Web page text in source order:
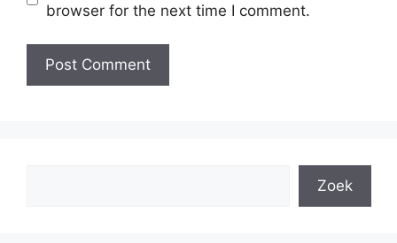
browser for the next time I comment.
Zoek